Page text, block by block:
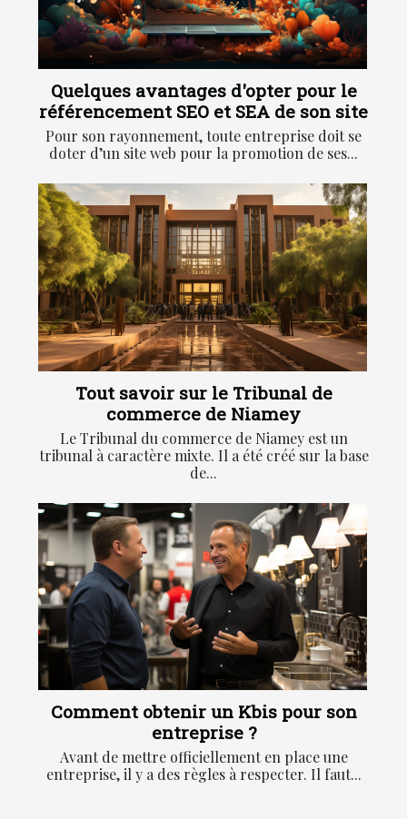
Quelques avantages d'opter pour le
référencement SEO et SEA de son site
Pour son rayonnement, toute entreprise doit se
doter d’un site web pour la promotion de ses...
Tout savoir sur le Tribunal de
commerce de Niamey
Le Tribunal du commerce de Niamey est un
tribunal à caractère mixte. Il a été créé sur la base
de...
Comment obtenir un Kbis pour son
entreprise ?
Avant de mettre officiellement en place une
entreprise, il y a des règles à respecter. Il faut...